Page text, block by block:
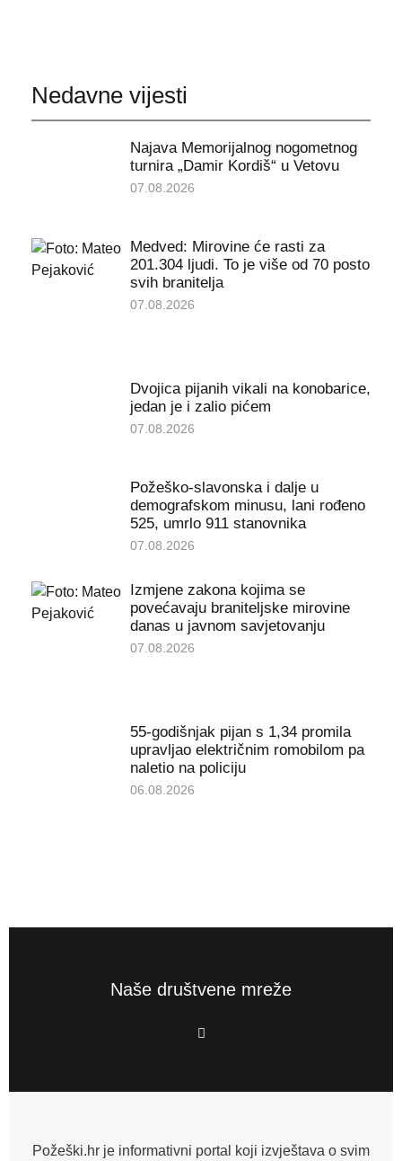
Nedavne vijesti
Najava Memorijalnog nogometnog
turnira „Damir Kordiš“ u Vetovu
07.08.2026
Medved: Mirovine će rasti za
201.304 ljudi. To je više od 70 posto
svih branitelja
07.08.2026
Dvojica pijanih vikali na konobarice,
jedan je i zalio pićem
07.08.2026
Požeško-slavonska i dalje u
demografskom minusu, lani rođeno
525, umrlo 911 stanovnika
07.08.2026
Izmjene zakona kojima se
povećavaju braniteljske mirovine
danas u javnom savjetovanju
07.08.2026
55-godišnjak pijan s 1,34 promila
upravljao električnim romobilom pa
naletio na policiju
06.08.2026
Naše društvene mreže
F
a
o
f
Požeški.hr je informativni portal koji izvještava o svim